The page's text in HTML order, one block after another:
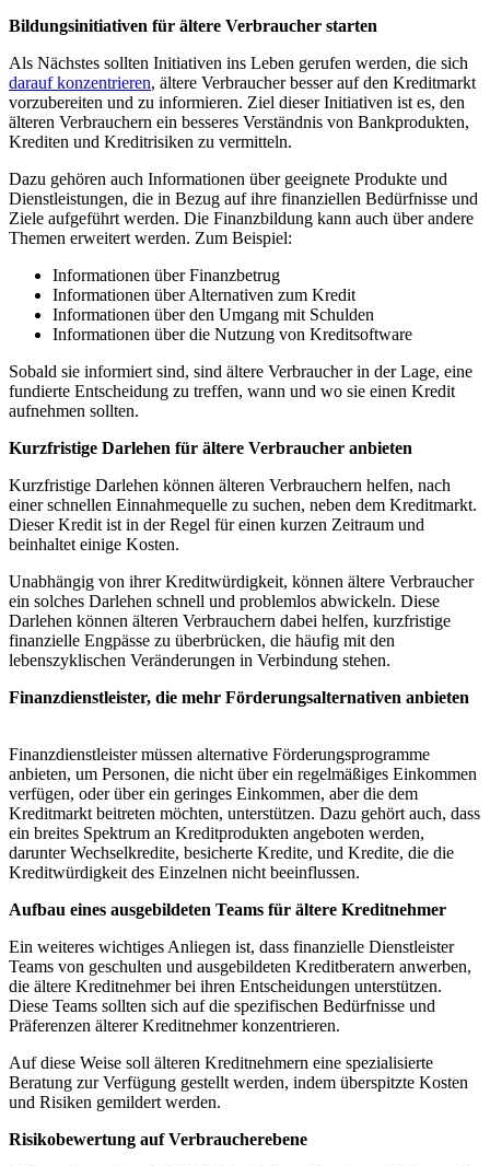
Bildungsinitiativen ‌für ältere Verbraucher starten
Als Nächstes sollten‍ Initiativen ins Leben⁤ gerufen werden, die sich
darauf konzentrieren, ältere Verbraucher besser auf den Kreditmarkt
vorzubereiten und zu ⁢informieren. Ziel dieser Initiativen ist⁢ es, den
älteren Verbrauchern ein‌ besseres Verständnis von ⁢Bankprodukten,
Krediten und⁢ Kreditrisiken ⁣zu ‍vermitteln.
Dazu gehören auch‍ Informationen über geeignete Produkte ​und
Dienstleistungen, ⁣die in Bezug auf ‌ihre‌ finanziellen ​Bedürfnisse und
Ziele ‍aufgeführt werden. Die ⁤Finanzbildung kann auch über ​andere
Themen erweitert ⁢werden. Zum Beispiel:
Informationen über Finanzbetrug
Informationen über Alternativen zum Kredit
Informationen über den Umgang mit Schulden
Informationen über die Nutzung von Kreditsoftware
Sobald sie informiert sind,‍ sind ältere Verbraucher in der Lage,‍ eine
fundierte ⁢Entscheidung zu treffen, wann und ‍wo sie⁣ einen Kredit⁢
aufnehmen sollten.
Kurzfristige Darlehen für ältere ⁤Verbraucher ‍anbieten
Kurzfristige Darlehen können älteren Verbrauchern ‍helfen, nach
einer ‌schnellen Einnahmequelle zu⁣ suchen, neben​ dem Kreditmarkt.
‍Dieser Kredit ⁢ist in der Regel‍ für ‍einen kurzen Zeitraum ⁤und
beinhaltet einige Kosten.
Unabhängig ⁣von⁢ ihrer Kreditwürdigkeit, ⁤können ältere ⁢Verbraucher
ein solches Darlehen schnell und problemlos abwickeln. Diese‌
Darlehen können ⁣älteren Verbrauchern dabei helfen, kurzfristige​
finanzielle ‍Engpässe zu überbrücken, die⁣ häufig mit den
lebenszyklischen‍ Veränderungen in ⁢Verbindung stehen.
Finanzdienstleister, ⁤die mehr⁤ Förderungsalternativen anbieten
Finanzdienstleister müssen alternative‌ Förderungsprogramme
anbieten, um‍ Personen, die ⁣nicht über‍ ein⁣ regelmäßiges Einkommen
verfügen, oder über ein geringes‌ Einkommen, aber die ⁣dem
Kreditmarkt beitreten möchten,​ unterstützen. Dazu gehört⁢ auch, dass
ein breites ‌Spektrum ⁤an⁤ Kreditprodukten‌ angeboten werden,
darunter Wechselkredite, besicherte ​Kredite, und⁣ Kredite,​ die die⁢
Kreditwürdigkeit des Einzelnen nicht ​beeinflussen.
Aufbau​ eines⁢ ausgebildeten Teams für ältere Kreditnehmer
Ein⁤ weiteres wichtiges Anliegen ist, dass finanzielle ⁣Dienstleister
Teams von geschulten und ausgebildeten ‌Kreditberatern ​anwerben,⁤
die ältere Kreditnehmer bei⁤ ihren Entscheidungen unterstützen.
Diese Teams sollten sich auf die spezifischen Bedürfnisse und
⁤Präferenzen ⁣älterer Kreditnehmer konzentrieren.
Auf ​diese‌ Weise soll älteren Kreditnehmern eine spezialisierte
‍Beratung zur Verfügung gestellt werden, indem überspitzte Kosten
‌und⁢ Risiken gemildert ⁢werden.
Risikobewertung auf Verbraucherebene